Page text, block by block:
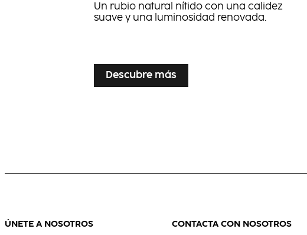
Un rubio natural nítido con una calidez
suave y una luminosidad renovada.
...
Descubre más
ÚNETE A NOSOTROS CONTACTA CON NOSOTROS